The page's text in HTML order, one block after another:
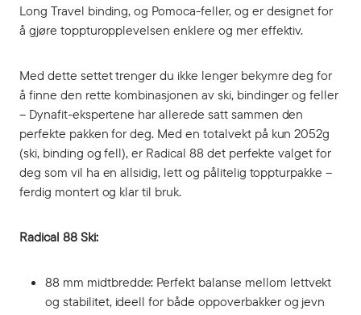
Long Travel binding, og Pomoca-feller, og er designet for
å gjøre toppturopplevelsen enklere og mer effektiv.
Med dette settet trenger du ikke lenger bekymre deg for
å finne den rette kombinasjonen av ski, bindinger og feller
– Dynafit-ekspertene har allerede satt sammen den
perfekte pakken for deg. Med en totalvekt på kun 2052g
(ski, binding og fell), er Radical 88 det perfekte valget for
deg som vil ha en allsidig, lett og pålitelig toppturpakke –
ferdig montert og klar til bruk.
Radical 88 Ski:
88 mm midtbredde: Perfekt balanse mellom lettvekt
og stabilitet, ideell for både oppoverbakker og jevn